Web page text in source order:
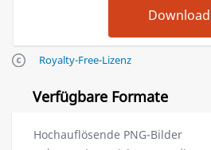
Royalty-Free-Lizenz
Verfügbare Formate
Hochauflösende PNG-Bilder